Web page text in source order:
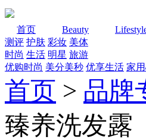
首页 Beauty
测评 护肤 彩妆 美体
时尚 生活 明星 旅游
优购时尚 美分美秒 优享生活 家
首页 > 品牌
臻养洗发露